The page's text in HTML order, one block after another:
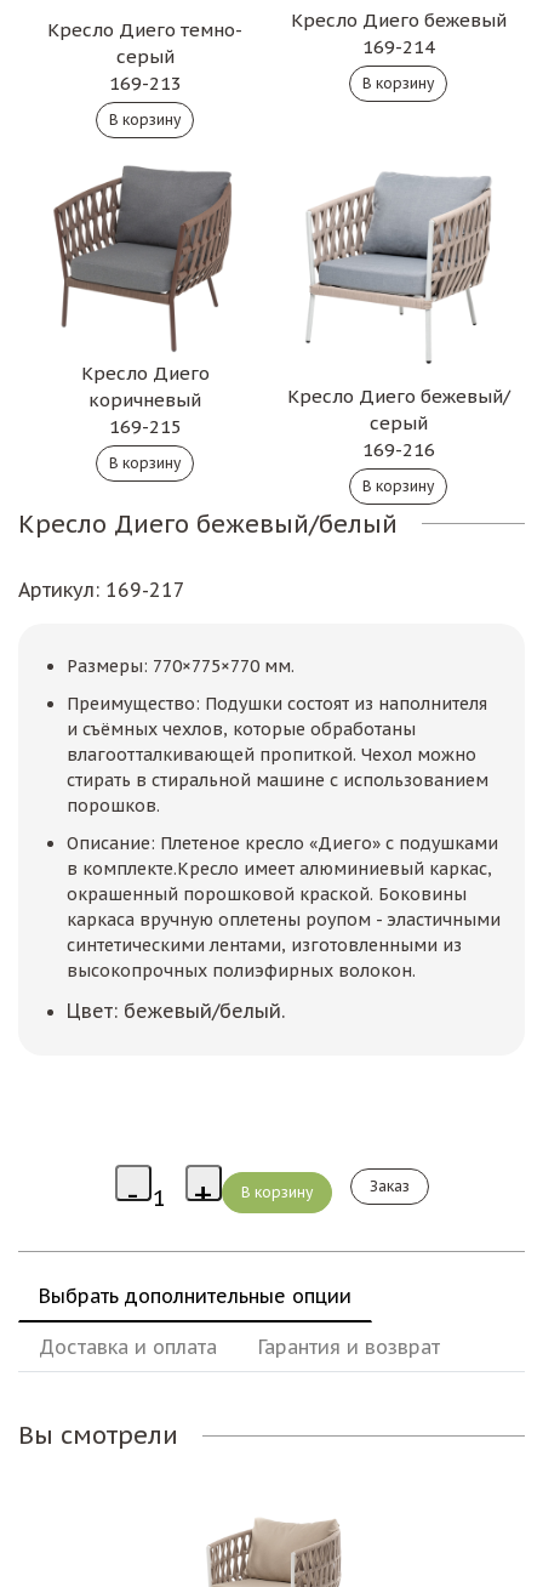
Кресло Диего темно-
серый
169-213
Кресло Диего бежевый
169-214
Кресло Диего
коричневый
169-215
Кресло Диего бежевый/
серый
169-216
Кресло Диего бежевый/белый
Артикул: 169-217
Размеры: 770×775×770 мм.
Преимущество: Подушки состоят из наполнителя
и съёмных чехлов, которые обработаны
влагоотталкивающей пропиткой. Чехол можно
стирать в стиральной машине с использованием
порошков.
Описание: Плетеное кресло «Диего» с подушками
в комплекте.Кресло имеет алюминиевый каркас,
окрашенный порошковой краской. Боковины
каркаса вручную оплетены роупом - эластичными
синтетическими лентами, изготовленными из
высокопрочных полиэфирных волокон.
Цвет: бежевый/белый.
Заказ
Выбрать дополнительные опции
Доставка и оплата Гарантия и возврат
Вы смотрели